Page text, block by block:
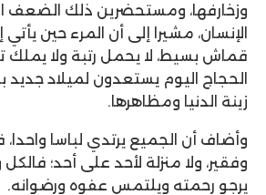
وزخارفها، ومستحضرين ذلك الضعف
الإنسان، مشيرا إلى أن المرء حين
قماش بسيط، لا يحمل رتبة ولا يملك
الحجاج اليوم يستعدون لميلاد جديد
زينة الدنيا ومظاهرها.
وأضاف أن الجميع يرتدي لباسا
وفقير، ولا منزلة لأحد على أحد؛ فالكل
يرجو رحمته ويلتمس عفوه ورضوانه.